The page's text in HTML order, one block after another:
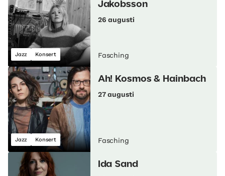
Jazz Konsert
Jakobsson
26 augusti
Fasching
Jazz Konsert
Ah! Kosmos & Hainbach
27 augusti
Fasching
Ida Sand